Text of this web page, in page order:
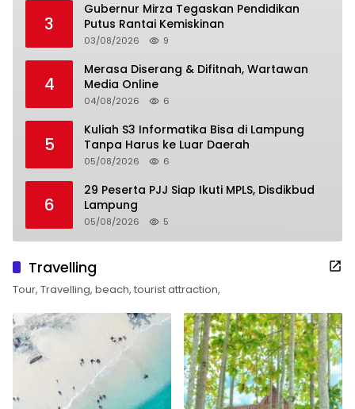
3
Gubernur Mirza Tegaskan Pendidikan
Putus Rantai Kemiskinan
03/08/2026 9
4
Merasa Diserang & Difitnah, Wartawan
Media Online
04/08/2026 6
5
Kuliah S3 Informatika Bisa di Lampung
Tanpa Harus ke Luar Daerah
05/08/2026 6
6
29 Peserta PJJ Siap Ikuti MPLS, Disdikbud
Lampung
05/08/2026 5
Travelling
Tour, Travelling, beach, tourist attraction,